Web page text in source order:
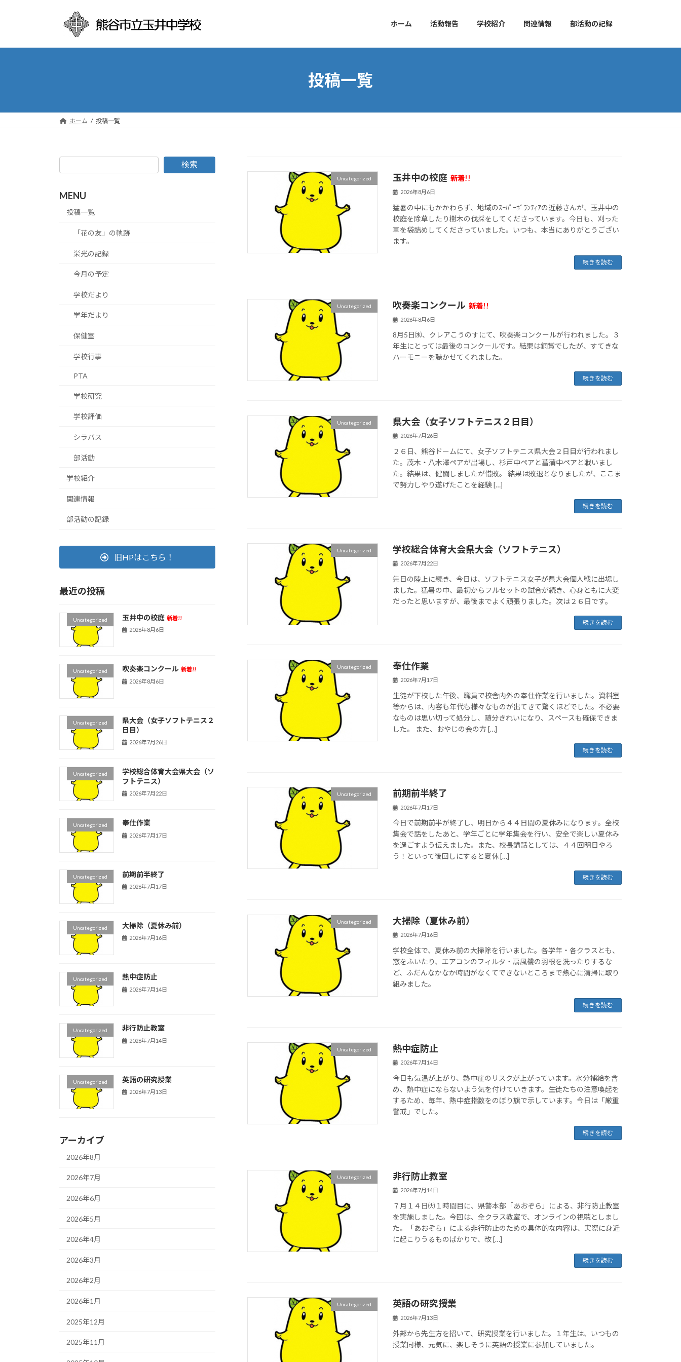
プ
動
ホーム 活動報告 学校紹介 関連情報 部活動の記録
投稿一覧
ホーム 投稿一覧
Uncategorized 玉井中の校庭 新着!!
2026年8月6日
猛暑の中にもかかわらず、地域のｽｰﾊﾟｰﾎﾞﾗﾝﾃｨｱの近藤さんが、玉井中の
校庭を除草したり樹木の伐採をしてくださっています。今日も、刈った
草を袋詰めしてくださっていました。いつも、本当にありがとうござい
ます。
続きを読む
Uncategorized 吹奏楽コンクール 新着!!
2026年8月6日
8月5日㈬、クレアこうのすにて、吹奏楽コンクールが行われました。３
年生にとっては最後のコンクールです。結果は銅賞でしたが、すてきな
ハーモニーを聴かせてくれました。
続きを読む
Uncategorized 県大会（女子ソフトテニス２日目）
2026年7月26日
２６日、熊谷ドームにて、女子ソフトテニス県大会２日目が行われまし
た。茂木・八木澤ペアが出場し、杉戸中ペアと菖蒲中ペアと戦いまし
た。結果は、健闘しましたが惜敗。 結果は敗退となりましたが、ここま
で努力しやり遂げたことを経験 […]
続きを読む
Uncategorized 学校総合体育大会県大会（ソフトテニス）
2026年7月22日
先日の陸上に続き、今日は、ソフトテニス女子が県大会個人戦に出場し
ました。猛暑の中、最初からフルセットの試合が続き、心身ともに大変
だったと思いますが、最後までよく頑張りました。次は２６日です。
続きを読む
Uncategorized 奉仕作業
2026年7月17日
生徒が下校した午後、職員で校舎内外の奉仕作業を行いました。資料室
等からは、内容も年代も様々なものが出てきて驚くほどでした。不必要
なものは思い切って処分し、随分きれいになり、スペースも確保できま
した。 また、おやじの会の方 […]
続きを読む
Uncategorized 前期前半終了
2026年7月17日
今日で前期前半が終了し、明日から４４日間の夏休みになります。全校
集会で話をしたあと、学年ごとに学年集会を行い、安全で楽しい夏休み
を過ごすよう伝えました。また、校長講話としては、４４回明日やろ
う！といって後回しにすると夏休 […]
続きを読む
Uncategorized 大掃除（夏休み前）
2026年7月16日
学校全体で、夏休み前の大掃除を行いました。各学年・各クラスとも、
窓をふいたり、エアコンのフィルタ・扇風機の羽根を洗ったりするな
ど、ふだんなかなか時間がなくてできないところまで熱心に清掃に取り
組みました。
続きを読む
Uncategorized 熱中症防止
2026年7月14日
今日も気温が上がり、熱中症のリスクが上がっています。水分補給を含
め、熱中症にならないよう気を付けていきます。生徒たちの注意喚起を
するため、毎年、熱中症指数をのぼり旗で示しています。今日は「厳重
警戒」でした。
続きを読む
Uncategorized 非行防止教室
2026年7月14日
７月１４日㈫１時間目に、県警本部「あおぞら」による、非行防止教室
を実施しました。今回は、全クラス教室で、オンラインの視聴としまし
た。「あおぞら」による非行防止のための具体的な内容は、実際に身近
に起こりうるものばかりで、改 […]
続きを読む
Uncategorized 英語の研究授業
2026年7月13日
外部から先生方を招いて、研究授業を行いました。１年生は、いつもの
授業同様、元気に、楽しそうに英語の授業に参加していました。
検索
MENU
投稿一覧
「花の友」の軌跡
栄光の記録
今月の予定
学校だより
学年だより
保健室
学校行事
PTA
学校研究
学校評価
シラバス
部活動
学校紹介
関連情報
部活動の記録
旧HPはこちら！
最近の投稿
Uncategorized 玉井中の校庭 新着!!
2026年8月6日
Uncategorized 吹奏楽コンクール 新着!!
2026年8月6日
Uncategorized
県大会（女子ソフトテニス２
日目）
2026年7月26日
Uncategorized
学校総合体育大会県大会（ソ
フトテニス）
2026年7月22日
Uncategorized 奉仕作業
2026年7月17日
Uncategorized 前期前半終了
2026年7月17日
Uncategorized 大掃除（夏休み前）
2026年7月16日
Uncategorized 熱中症防止
2026年7月14日
Uncategorized 非行防止教室
2026年7月14日
Uncategorized 英語の研究授業
2026年7月13日
アーカイブ
2026年8月
2026年7月
2026年6月
2026年5月
2026年4月
2026年3月
2026年2月
2026年1月
2025年12月
2025年11月